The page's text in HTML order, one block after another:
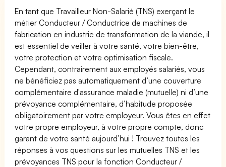
En tant que Travailleur Non-Salarié (TNS) exerçant le
métier Conducteur / Conductrice de machines de
fabrication en industrie de transformation de la viande, il
est essentiel de veiller à votre santé, votre bien-être,
votre protection et votre optimisation fiscale.
Cependant, contrairement aux employés salariés, vous
ne bénéficiez pas automatiquement d’une couverture
complémentaire d'assurance maladie (mutuelle) ni d’une
prévoyance complémentaire, d’habitude proposée
obligatoirement par votre employeur. Vous êtes en effet
votre propre employeur, à votre propre compte, donc
garant de votre santé aujourd’hui ! Trouvez toutes les
réponses à vos questions sur les mutuelles TNS et les
prévoyances TNS pour la fonction Conducteur /